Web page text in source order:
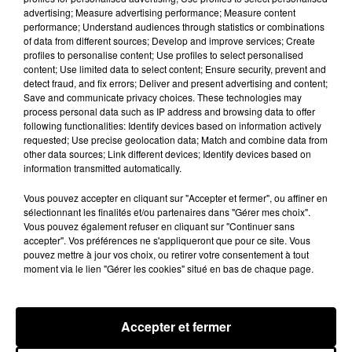
Publié : 29 janvier 2019 à 17h15 par Aurélie Amcn
d’autres expriment leur indignation face à la
négligence des deux parents. Face aux nombreux
commentaires, le couple a finalement supprimé
sa publication, mais le cliché continue à faire le
tour du monde, comme le rapporte aujourd'hui
The Daily Mail.
Couple divide the internet by 'discarding' their
baby for a sexy mirror
selfiehttps://t.co/lYAvXn4527
— Daily Mail Femail (@Femail)28 janvier 2019
Fil actus
5 août 2026
advertising; Measure advertising performance; Measure content
performance; Understand audiences through statistics or combinations
of data from different sources; Develop and improve services; Create
profiles to personalise content; Use profiles to select personalised
content; Use limited data to select content; Ensure security, prevent and
detect fraud, and fix errors; Deliver and present advertising and content;
Save and communicate privacy choices. These technologies may
process personal data such as IP address and browsing data to offer
following functionalities: Identify devices based on information actively
requested; Use precise geolocation data; Match and combine data from
other data sources; Link different devices; Identify devices based on
information transmitted automatically.
Vous pouvez accepter en cliquant sur "Accepter et fermer", ou affiner en
sélectionnant les finalités et/ou partenaires dans "Gérer mes choix".
Vous pouvez également refuser en cliquant sur "Continuer sans
accepter". Vos préférences ne s'appliqueront que pour ce site. Vous
pouvez mettre à jour vos choix, ou retirer votre consentement à tout
moment via le lien "Gérer les cookies" situé en bas de chaque page.
Accepter et fermer